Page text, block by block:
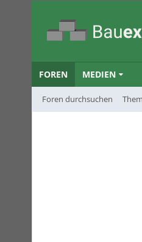
FOREN
Foren durchsuchen
MEDIEN